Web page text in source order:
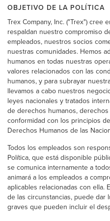
OBJETIVO DE LA POLÍTICA
Trex Company, Inc. ("Trex") cree
respaldan nuestro compromiso
empleados, nuestros socios
nuestras comunidades. Hemos
humanos en todas nuestras
valores relacionados con las
humanos, y para subrayar
llevamos a cabo nuestros
leyes nacionales y tratados
de derechos humanos,
conformidad con los principios
Derechos Humanos de las
Todos los empleados son
Política, que está disponible
se comunica internamente a
animará a los empleados a
aplicables relacionadas con ella.
de las circunstancias, puede dar
graves que pueden incluir el